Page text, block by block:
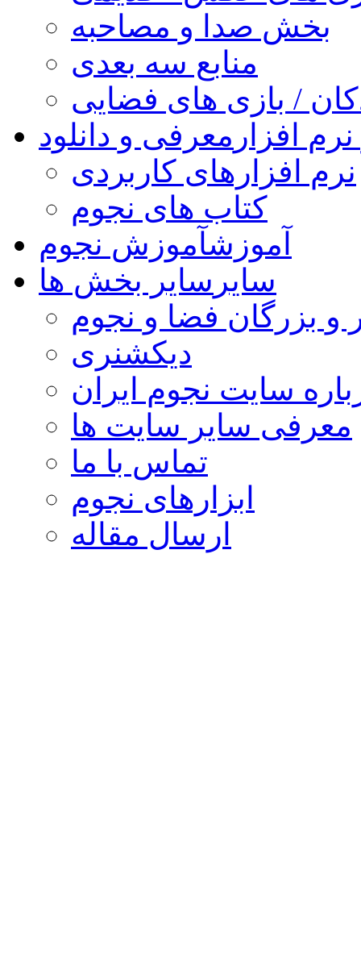
بخش صدا و مصاحبه
منابع سه بعدی
/ بازی های فضایی
افزار معرفی و دانلود
نرم افزارهای کاربردی
کتاب های نجوم
آموزشآموزش نجوم
سایر سایر بخش ها
و بزرگان فضا و نجوم
دیکشنری
سایت نجوم ایران
معرفی سایر سایت ها
تماس با ما
ابزارهای نجوم
ارسال مقاله